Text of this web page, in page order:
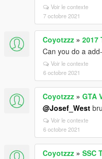
Voir le contexte
7 octobre 2021
Coyotzzz » 2017
Can you do a
Voir le contexte
6 octobre 2021
Coyotzzz » GTA
@Josef_West
Voir le contexte
6 octobre 2021
Coyotzzz » SSC